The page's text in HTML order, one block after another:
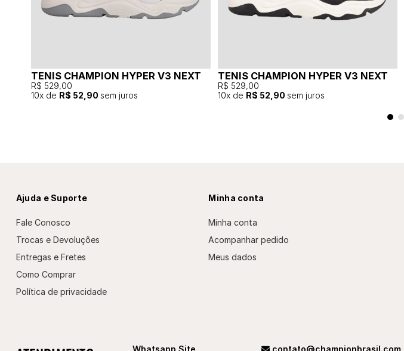
TENIS CHAMPION HYPER V3 NEXT
R$ 529,00
10x de R$ 52,90 sem juros
TENIS CHAMPION HYPER V3 NEXT
R$ 529,00
10x de R$ 52,90 sem juros
Ajuda e Suporte
Fale Conosco
Trocas e Devoluções
Entregas e Fretes
Como Comprar
Política de privacidade
Minha conta
Minha conta
Acompanhar pedido
Meus dados
Whatsapp Site contato@championbrasil.com